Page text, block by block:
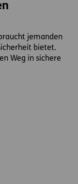
jemanden
bietet.
Weg in sichere